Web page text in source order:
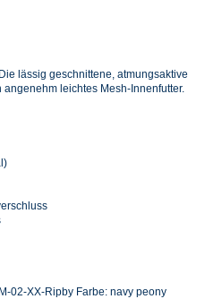
lässig geschnittene, atmungsaktive
leichtes Mesh-Innenfutter.
02-XX-Ripby Farbe: navy peony